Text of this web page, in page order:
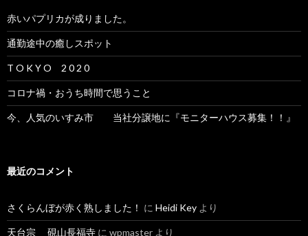
赤いパプリカが成りました。
通勤途中の癒しスポット
T O K Y O 2 0 2 0
コロナ禍・おうち時間で思うこと
今、人気のいすみ市 当社分譲地に『モニターハウス募集！！』
最近のコメント
さくらんぼが赤く熟しました！ に Heidi Key より
天台宗 硯山長福寺 に wpmaster より